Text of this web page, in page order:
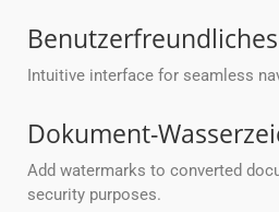
Intuitive interface for seamless
Dokument-
Add watermarks to converted
security purposes.